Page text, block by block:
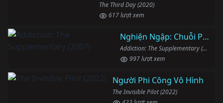
The Third Day (2020)
617 lượt xem
Nghiện Ngập: Chuỗi Phim Bổ Trợ
Addiction: The Supplementary (2007)
997 lượt xem
Người Phi Công Vô Hình
The Invisible Pilot (2022)